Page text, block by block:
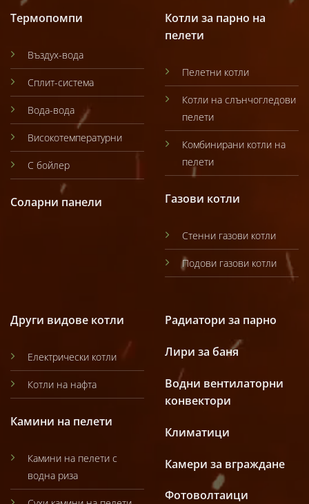
Термопомпи
Въздух-вода
Сплит-система
Вода-вода
Високотемпературни
С бойлер
Соларни панели
Котли за парно на
пелети
Пелетни котли
Котли на слънчогледови
пелети
Комбинирани котли на
пелети
Газови котли
Стенни газови котли
Подови газови котли
Други видове котли
Електрически котли
Котли на нафта
Камини на пелети
Камини на пелети с
водна риза
Радиатори за парно
Лири за баня
Водни вентилаторни
конвектори
Климатици
Камери за вграждане
Фотоволтаици